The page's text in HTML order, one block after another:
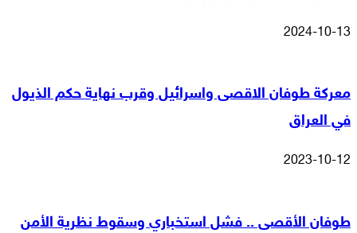
2024-10-13
معركة طوفان الاقصى واسرائيل وقرب نهاية حكم الذيول
في العراق
2023-10-12
طوفان الأقصى .. فشل استخباري وسقوط نظرية الأمن